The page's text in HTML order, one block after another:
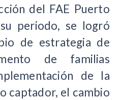
del FAE Puerto
periodo, se logró
de estrategia de
de familias
de la
captador, el cambio